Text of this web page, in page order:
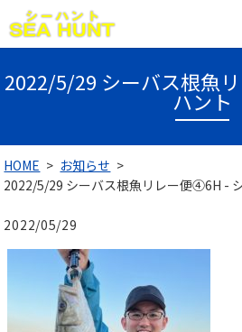
2022/5/29 シーバス根魚
ハント
HOME
お知らせ
2022/5/29 シーバス根魚リレー便④6H -
2022/05/29